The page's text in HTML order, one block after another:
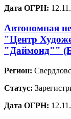
Дата ОГРН:
Автономная
"Центр
"Даймонд""
Регион:
Статус:
Дата ОГРН: